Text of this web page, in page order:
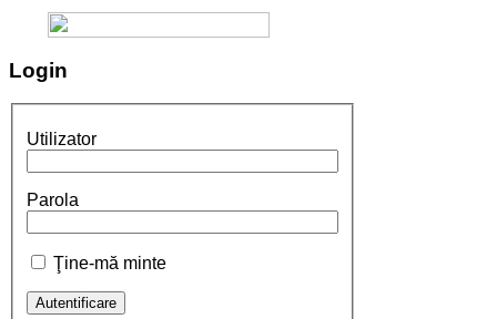
Login
Utilizator
Parola
Ţine-mă minte